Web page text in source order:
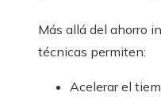
Más allá del ahorro
técnicas permiten:
Acelerar el